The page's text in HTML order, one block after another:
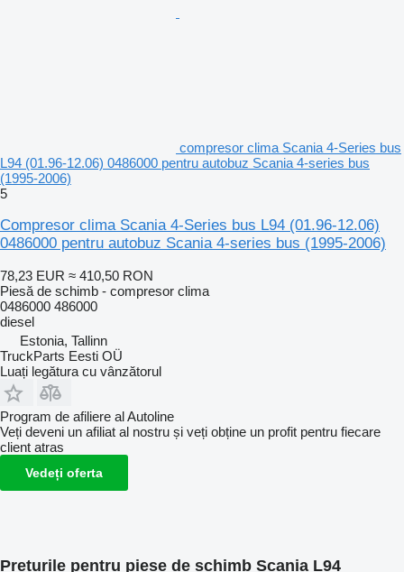
compresor clima Scania 4-Series bus
L94 (01.96-12.06) 0486000 pentru autobuz Scania 4-series bus
(1995-2006)
5
Compresor clima Scania 4-Series bus L94 (01.96-12.06)
0486000 pentru autobuz Scania 4-series bus (1995-2006)
78,23 EUR ≈ 410,50 RON
Piesă de schimb - compresor clima
0486000 486000
diesel
Estonia, Tallinn
TruckParts Eesti OÜ
Luați legătura cu vânzătorul
Program de afiliere al Autoline
Veți deveni un afiliat al nostru și veți obține un profit pentru fiecare
client atras
Vedeți oferta
Prețurile pentru piese de schimb Scania L94